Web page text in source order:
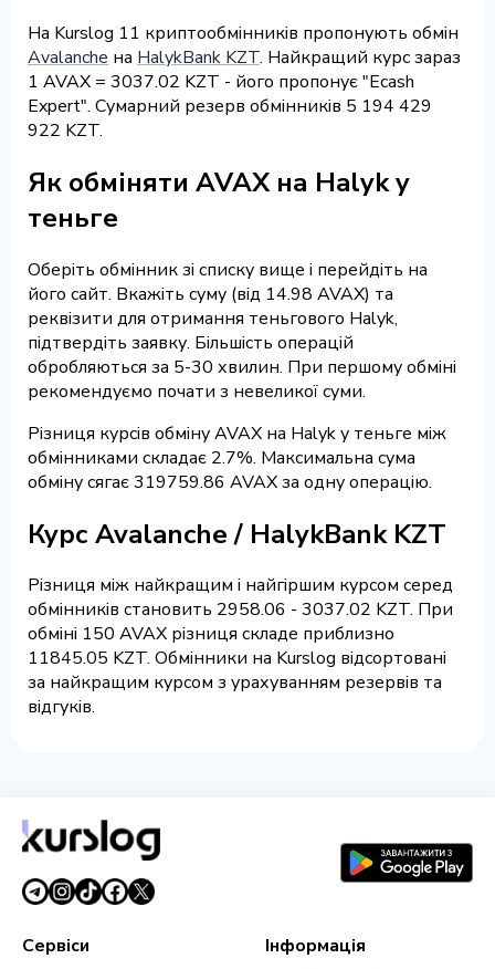
На Kurslog 11 криптообмінників пропонують обмін
Avalanche на HalykBank KZT. Найкращий курс зараз
1 AVAX = 3037.02 KZT - його пропонує "Ecash
Expert". Сумарний резерв обмінників 5 194 429
922 KZT.
Як обміняти AVAX на Halyk у
теньге
Оберіть обмінник зі списку вище і перейдіть на
його сайт. Вкажіть суму (від 14.98 AVAX) та
реквізити для отримання теньгового Halyk,
підтвердіть заявку. Більшість операцій
обробляються за 5-30 хвилин. При першому обміні
рекомендуємо почати з невеликої суми.
Різниця курсів обміну AVAX на Halyk у теньге між
обмінниками складає 2.7%. Максимальна сума
обміну сягає 319759.86 AVAX за одну операцію.
Курс Avalanche / HalykBank KZT
Різниця між найкращим і найгіршим курсом серед
обмінників становить 2958.06 - 3037.02 KZT. При
обміні 150 AVAX різниця складе приблизно
11845.05 KZT. Обмінники на Kurslog відсортовані
за найкращим курсом з урахуванням резервів та
відгуків.
Сервіси Інформація